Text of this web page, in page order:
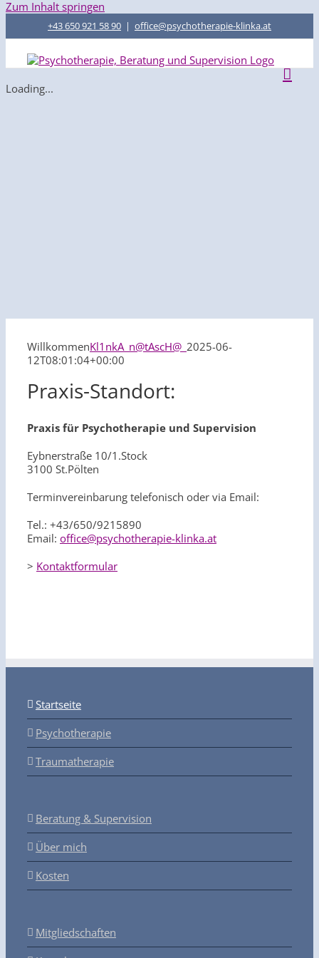
Zum Inhalt springen
+43 650 921 58 90 | office@psychotherapie-klinka.at
Loading...
WillkommenKl1nkA_n@tAscH@_ 2025-06-
12T08:01:04+00:00
Praxis-Standort:
Praxis für Psychotherapie und Supervision
Eybnerstraße 10/1.Stock
3100 St.Pölten
Terminvereinbarung telefonisch oder via Email:
Tel.: +43/650/9215890
Email: office@psychotherapie-klinka.at
> Kontaktformular
Startseite
Psychotherapie
Traumatherapie
Beratung & Supervision
Über mich
Kosten
Mitgliedschaften